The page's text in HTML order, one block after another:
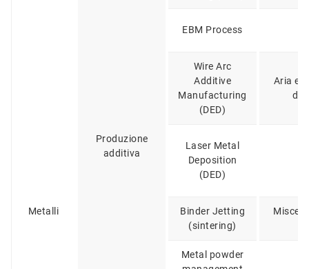
Metalli
Produzione
additiva
EBM Process
Wire Arc
Additive
Manufacturing
(DED)
Aria e
Laser Metal
Deposition
(DED)
Binder Jetting
(sintering)
Miscele
Metal powder